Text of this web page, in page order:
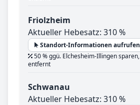
Friolzheim
Aktueller Hebesatz: 310 %
Standort-Informationen aufrufen
50 % ggü. Elchesheim-Illingen sparen,
entfernt
Schwanau
Aktueller Hebesatz: 310 %